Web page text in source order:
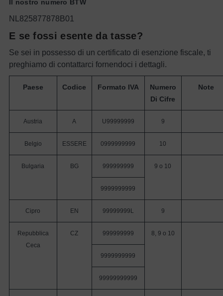
Il nostro numero BTW
NL825877878B01
E se fossi esente da tasse?
Se sei in possesso di un certificato di esenzione fiscale, ti
preghiamo di contattarci fornendoci i dettagli.
Paese Codice Formato IVA
Numero
Di Cifre
Note
Austria A U99999999 9
Belgio ESSERE 0999999999 10
Bulgaria BG 999999999 9 o 10
9999999999
Cipro EN 99999999L 9
Repubblica
Ceca
CZ 999999999 8, 9 o 10
9999999999
99999999999